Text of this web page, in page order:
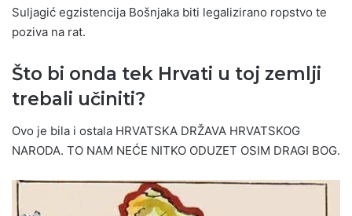
Suljagić egzistencija Bošnjaka biti legalizirano ropstvo te
poziva na rat.
Što bi onda tek Hrvati u toj zemlji
trebali učiniti?
Ovo je bila i ostala HRVATSKA DRŽAVA HRVATSKOG
NARODA. TO NAM NEĆE NITKO ODUZET OSIM DRAGI BOG.